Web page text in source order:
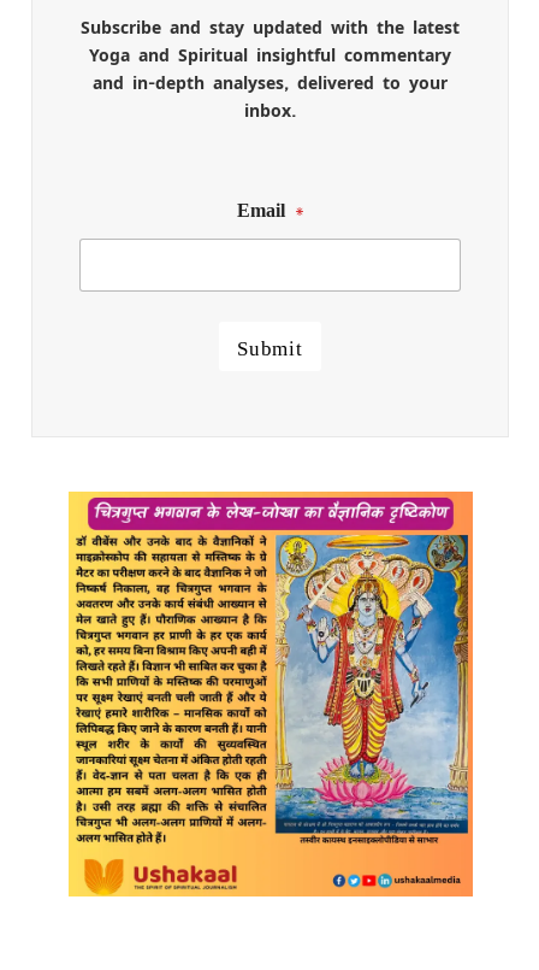
Subscribe and stay updated with the latest
Yoga and Spiritual insightful commentary
and in-depth analyses, delivered to your
inbox.
Email *
Submit